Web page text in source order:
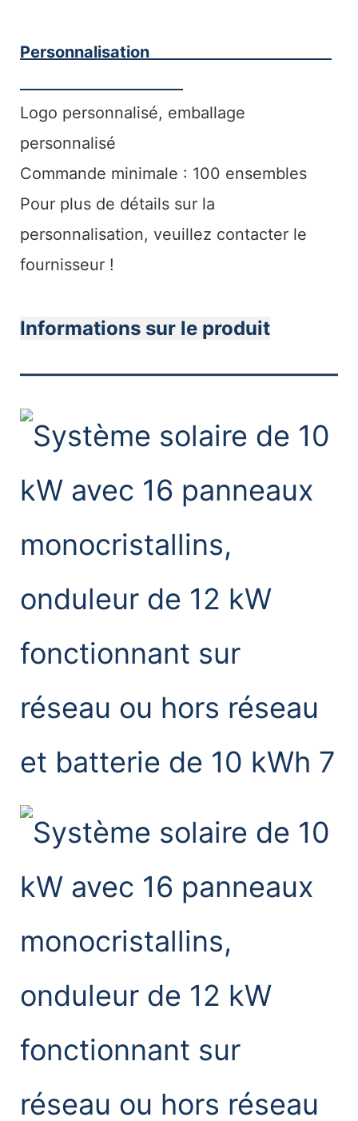
Personnalisation
Logo personnalisé, emballage
personnalisé
Commande minimale : 100 ensembles
Pour plus de détails sur la
personnalisation, veuillez contacter le
fournisseur !
Informations sur le produit